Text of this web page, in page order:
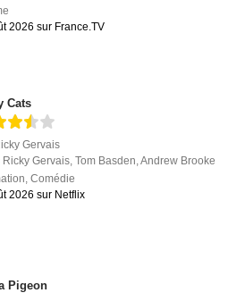
2026 sur France.TV
Cats
Gervais
Ricky Gervais,Tom Basden,Andrew Brooke
,Comédie
2026 sur Netflix
Pigeon